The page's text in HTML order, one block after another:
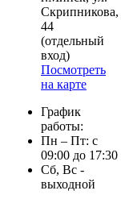
Скрипникова,
44
(отдельный
вход)
Посмотреть
на карте
График
работы:
Пн – Пт: с
09:00 до 17:30
Сб, Вс -
выходной